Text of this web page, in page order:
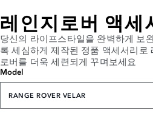
레인지로버 액세
당신의 라이프스타일을 완벽하게 보
록 세심하게 제작된 정품 액세서리로
로버를 더욱 세련되게 꾸며보세요
Model
RANGE ROVER VELAR